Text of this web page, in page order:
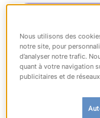
1717
Nous utilisons des
notre site, pour
d’analyser notre trafic.
quant à votre navigation
publicitaires et de